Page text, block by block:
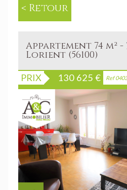
< Retour
Appartement 74 m² -
Lorient (56100)
PRIX 130 625 € Ref 0403
Bien